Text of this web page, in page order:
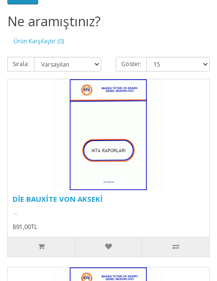
Ne aramıştınız?
Ürün Karşılaştır (0)
Sırala: Göster:
DİE BAUXİTE VON AKSEKİ
..
891,00TL